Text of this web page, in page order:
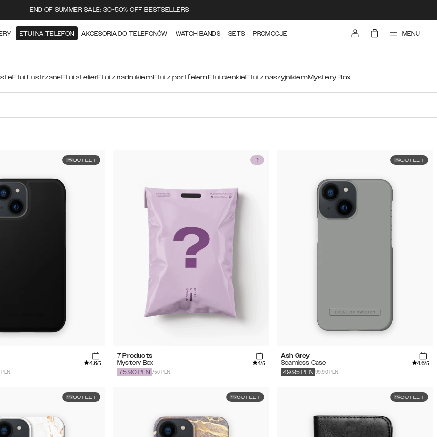
END OF SUMMER SALE: 30-50% OFF BESTSELLERS
ETUI NA TELEFON AKCESORIA DO TELEFONÓW WATCH BANDS SETS PROMOCJE MENU
Etui LustrzaneEtui atelierEtui z nadrukiemEtui z portfelemEtui cienkieEtui z naszyjnikiemMystery Box
OUTLET
4.6/5
7 Products
Mystery Box
4/5
750 PLN
75.90 PLN
OUTLET
Ash Grey
Seamless Case
4.6/5
99.90 PLN
49.95 PLN
OUTLET OUTLET OUTLET